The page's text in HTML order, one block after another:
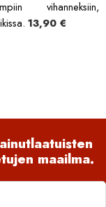
vihanneksiin,
13,90 €
maailma.